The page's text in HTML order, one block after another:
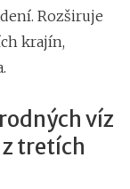
Rozširuje
krajín,
víz
tretích